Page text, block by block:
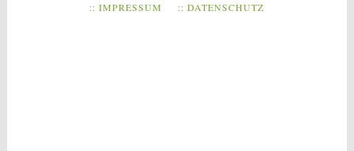
:: IMPRESSUM :: DATENSCHUTZ